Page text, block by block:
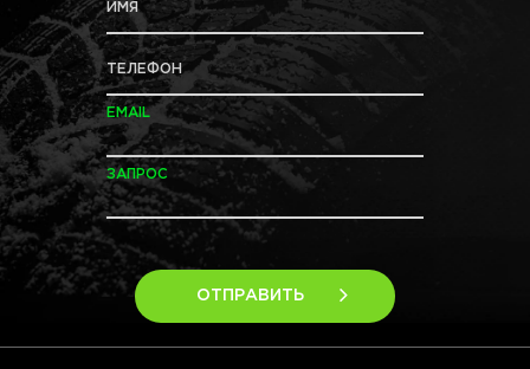
ИМЯ
ТЕЛЕФОН
EMAIL
ЗАПРОС
ОТПРАВИТЬ